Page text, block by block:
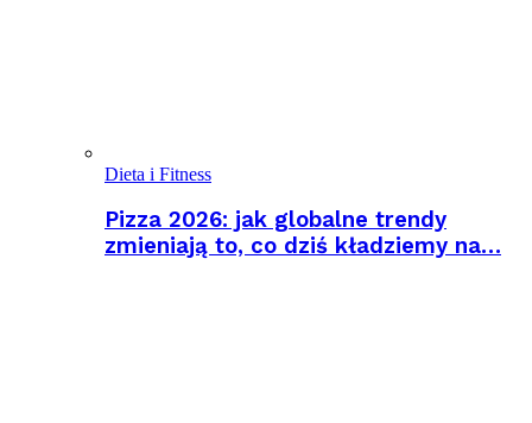
Dieta i Fitness
Pizza 2026: jak globalne trendy
zmieniają to, co dziś kładziemy na…